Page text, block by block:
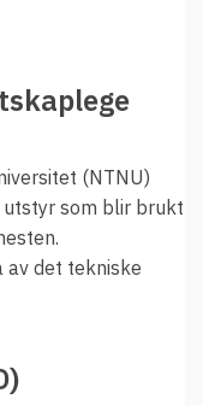
(NTNU)
som blir brukt
det tekniske